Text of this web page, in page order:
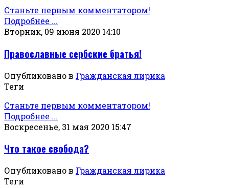
Станьте первым комментатором!
Подробнее ...
Вторник, 09 июня 2020 14:10
Православные сербские братья!
Опубликовано в Гражданская лирика
Теги
Станьте первым комментатором!
Подробнее ...
Воскресенье, 31 мая 2020 15:47
Что такое свобода?
Опубликовано в Гражданская лирика
Теги